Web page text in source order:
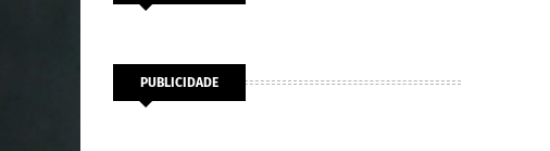
PUBLICIDADE